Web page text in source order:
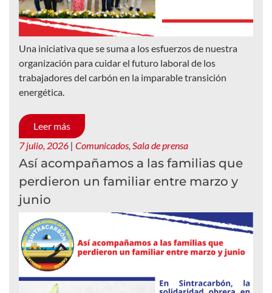
Una iniciativa que se suma a los esfuerzos de nuestra
organización para cuidar el futuro laboral de los
trabajadores del carbón en la imparable transición
energética.
Leer más
7 julio, 2026 | Comunicados, Sala de prensa
Así acompañamos a las familias que
perdieron un familiar entre marzo y
junio